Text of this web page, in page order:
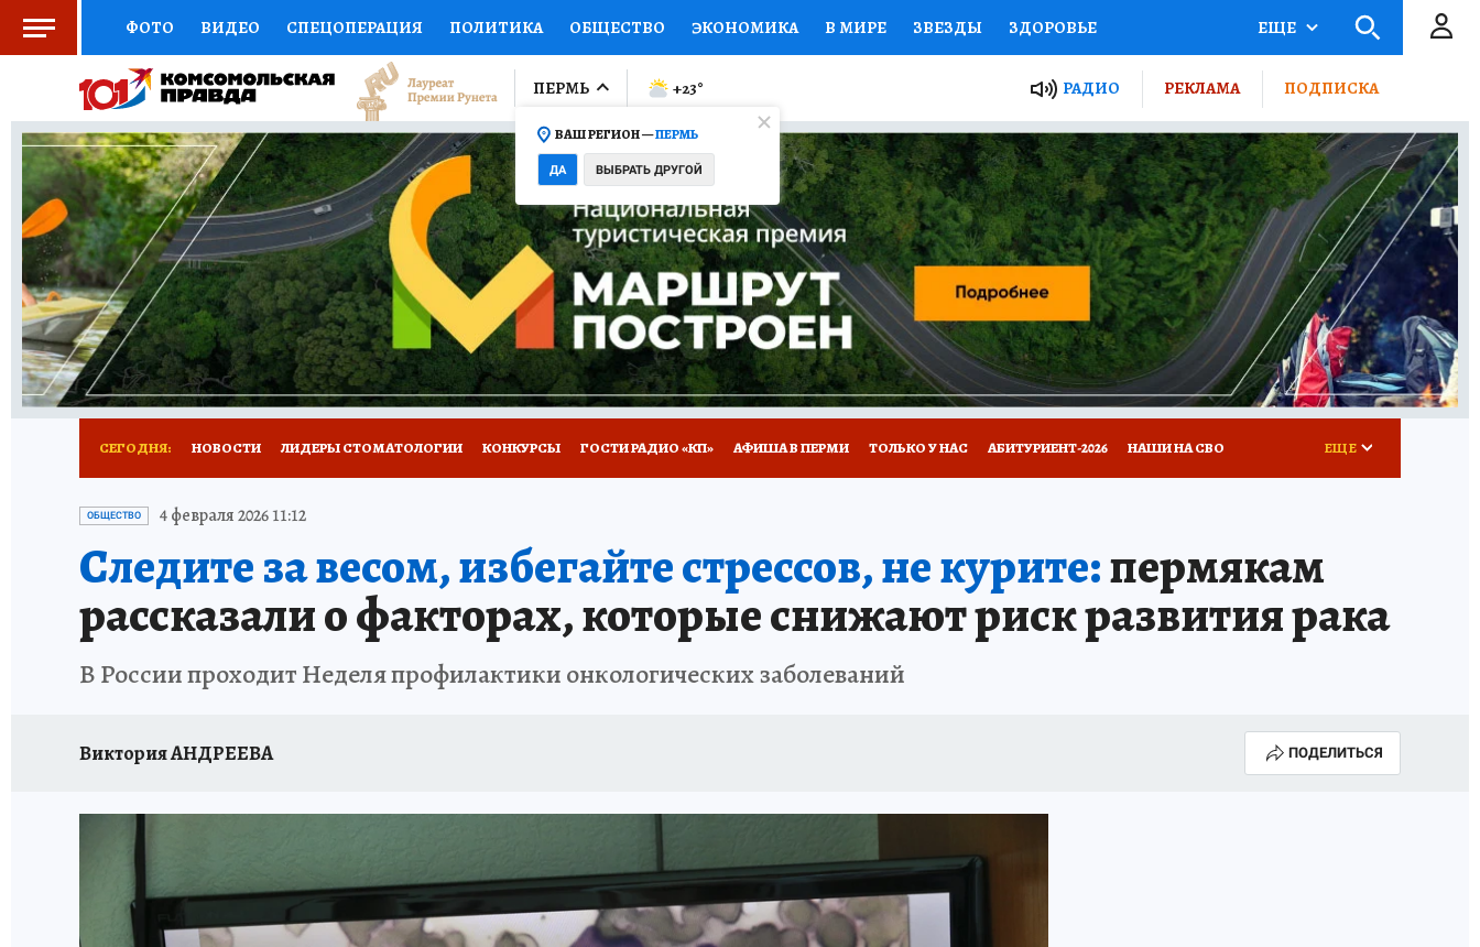
ФОТО ВИДЕО СПЕЦОПЕРАЦИЯ ПОЛИТИКА ОБЩЕСТВО ЭКОНОМИКА В МИРЕ ЗВЕЗДЫ ЗДОРОВЬЕ
СОЦПОДДЕРЖКА НАУКА СПОРТ КОЛУМНИСТЫ ПРОИСШЕСТВИЯ НАЦИОНАЛЬНЫЕ ПРОЕКТЫ РОССИИ
ВЫБОР ЭКСПЕРТОВ ДОКТОР ФИНАНСЫ ОТКРЫВАЕМ МИР Я ЗНАЮ СЕМЬЯ ЖЕНСКИЕ СЕКРЕТЫ ПУТЕВОДИТЕЛЬ
КНИЖНАЯ ПОЛКА ПРОГНОЗЫ НА СПОРТ ПРОМОКОДЫ СЕРИАЛЫ СПЕЦПРОЕКТЫ ДЕФИЦИТ ЖЕЛЕЗА ТУРИЗМ
ПРЕСС-ЦЕНТР НЕДВИЖИМОСТЬ ТЕЛЕВИЗОР КОЛЛЕКЦИИ КОНКУРСЫ РАБОТА У НАС ГИД ПОТРЕБИТЕЛЯ ВСЕ О КП
РАДИО КП РЕКЛАМА ТЕСТЫ НОВОЕ НА САЙТЕ
ЕЩЕ
ПЕРМЬ
ВАШ РЕГИОН —ПЕРМЬ
ДА ВЫБРАТЬ ДРУГОЙ
+23° РАДИО РЕКЛАМА ПОДПИСКА
СЕГОДНЯ: НОВОСТИ ЛИДЕРЫ СТОМАТОЛОГИИ КОНКУРСЫ ГОСТИ РАДИО «КП» АФИША В ПЕРМИ ТОЛЬКО У НАС АБИТУРИЕНТ-2026 НАШИ НА СВО
ВОЕНКОРЫ УКРАИНА: СВОДКА
СНЕГОПАД ВЕКА НАСТОЯЩИЕ ЛЮДИ ОТДЫХ В РОССИИ ЗАПОВЕДНАЯ РОССИЯ ГЕРОИ В БЕЛЫХ ХАЛАТАХ ВЫБОРЫ ГУБЕРНАТОРА
КЛИНИКА ГОДА 2025 ПРОИСШЕСТВИЯ НАСТОЯЩИЕ ЛЮДИ ПРОПАЛИ 13 ТУРИСТОВ ДЕНЬ ПОБЕДЫ В ПЕРМИ АФИША 300 ЛЕТ ПЕРМИ
ИСПЫТАНО НА СЕБЕ КЛИНИКА ГОДА-2024
ЕЩЕ
ОБЩЕСТВО 4 февраля 2026 11:12
Следите за весом, избегайте стрессов, не курите:пермякам
рассказали о факторах, которые снижают риск развития рака
В России проходит Неделя профилактики онкологических заболеваний
Виктория АНДРЕЕВА ПОДЕЛИТЬСЯ